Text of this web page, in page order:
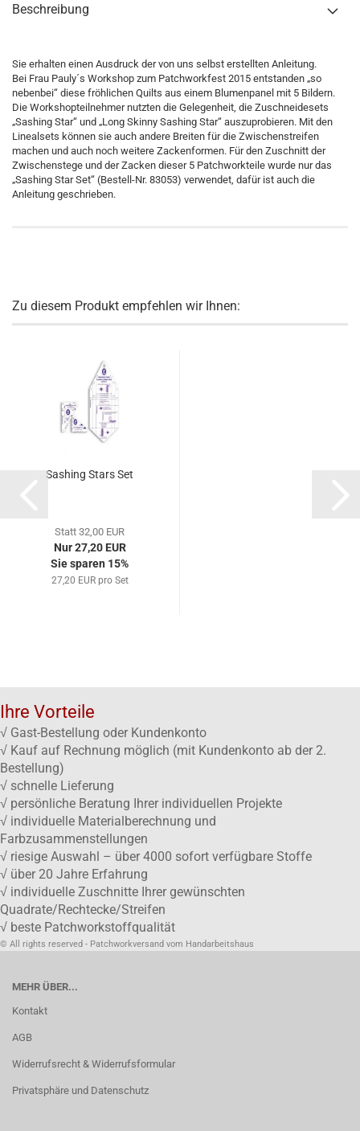
Beschreibung
Sie erhalten einen Ausdruck der von uns selbst erstellten Anleitung.
Bei Frau Pauly´s Workshop zum Patchworkfest 2015 entstanden „so
nebenbei“ diese fröhlichen Quilts aus einem Blumenpanel mit 5 Bildern.
Die Workshopteilnehmer nutzten die Gelegenheit, die Zuschneidesets
„Sashing Star“ und „Long Skinny Sashing Star“ auszuprobieren. Mit den
Linealsets können sie auch andere Breiten für die Zwischenstreifen
machen und auch noch weitere Zackenformen. Für den Zuschnitt der
Zwischenstege und der Zacken dieser 5 Patchworkteile wurde nur das
„Sashing Star Set“ (Bestell-Nr. 83053) verwendet, dafür ist auch die
Anleitung geschrieben.
Zu diesem Produkt empfehlen wir Ihnen:
Sashing Stars Set
Statt 32,00 EUR
Nur 27,20 EUR
Sie sparen 15%
27,20 EUR pro Set
Ihre Vorteile
√ Gast-Bestellung oder Kundenkonto
√ Kauf auf Rechnung möglich (mit Kundenkonto ab der 2.
Bestellung)
√ schnelle Lieferung
√ persönliche Beratung Ihrer individuellen Projekte
√ individuelle Materialberechnung und
Farbzusammenstellungen
√ riesige Auswahl – über 4000 sofort verfügbare Stoffe
√ über 20 Jahre Erfahrung
√ individuelle Zuschnitte Ihrer gewünschten
Quadrate/Rechtecke/Streifen
√ beste Patchworkstoffqualität
© All rights reserved - Patchworkversand vom Handarbeitshaus
MEHR ÜBER...
Kontakt
AGB
Widerrufsrecht & Widerrufsformular
Privatsphäre und Datenschutz